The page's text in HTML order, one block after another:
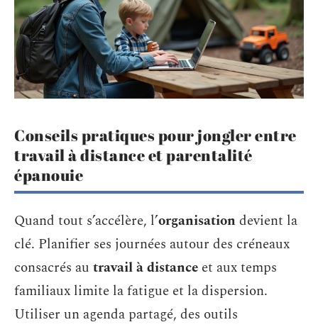
Conseils pratiques pour jongler entre
travail à distance et parentalité
épanouie
Quand tout s’accélère, l’organisationdevient la
clé. Planifier ses journées autour des créneaux
consacrés au travail à distance et aux temps
familiaux limite la fatigue et la dispersion.
Utiliser un agenda partagé, des outils